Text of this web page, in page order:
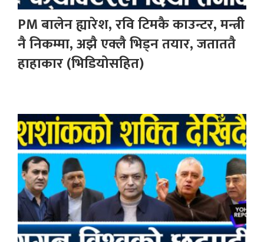
PM बालेन ह्यारेश, रवि टिमकै काउन्टर, मन्त्री
नै निकम्मा, अझै एक्लै भिड्न तयार, जताततै
हाहाकार (भिडियोसहित)